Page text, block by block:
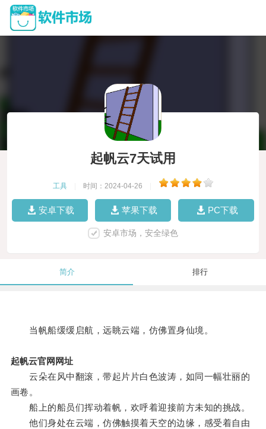
起帆云7天试用
工具 时间：2024-04-26
安卓下载 苹果下载 PC下载
安卓市场，安全绿色
简介 排行
当帆船缓缓启航，远眺云端，仿佛置身仙境。
起帆云官网网址
云朵在风中翻滚，带起片片白色波涛，如同一幅壮丽的
画卷。
船上的船员们挥动着帆，欢呼着迎接前方未知的挑战。
他们身处在云端，仿佛触摸着天空的边缘，感受着自由